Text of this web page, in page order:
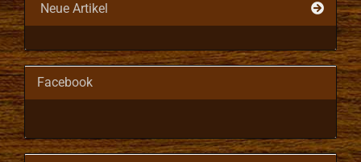
Neue Artikel
Facebook